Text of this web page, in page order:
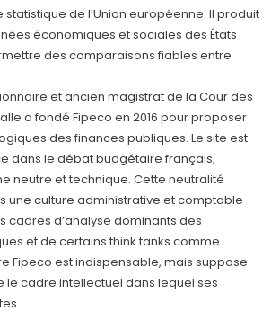
statistique de l’Union européenne. Il produit
économiques et sociales des États
des comparaisons fiables entre
et ancien magistrat de la Cour des
a fondé Fipeco en 2016 pour proposer
des finances publiques. Le site est
dans le débat budgétaire français,
neutre et technique. Cette neutralité
une culture administrative et comptable
cadres d’analyse dominants des
et de certains think tanks comme
Fipeco est indispensable, mais suppose
le cadre intellectuel dans lequel ses